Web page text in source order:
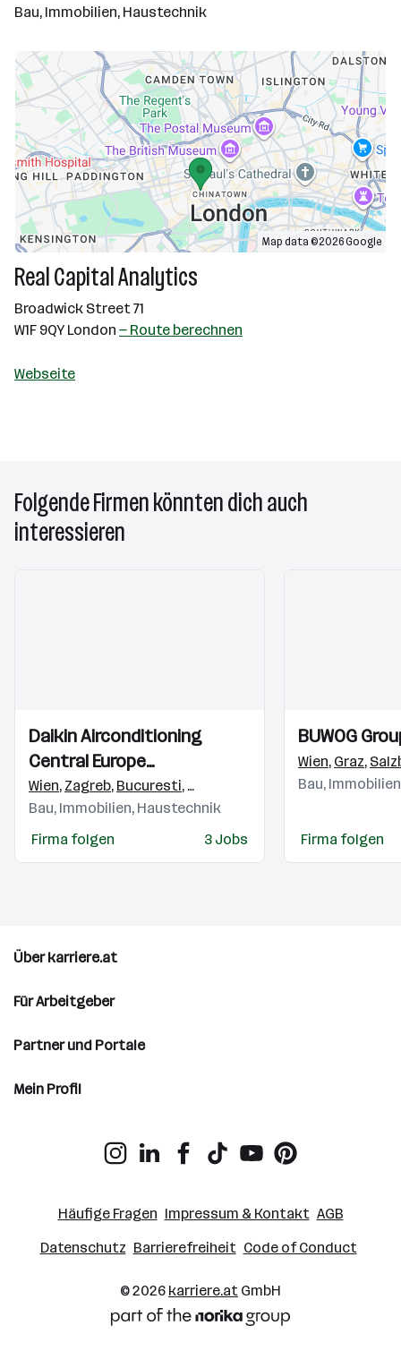
Bau, Immobilien, Haustechnik
Map data ©2026 Google
Real Capital Analytics
Broadwick Street 71
W1F 9QY London — Route berechnen
Webseite
Folgende Firmen könnten dich auch
interessieren
Videos
Einblicke
Einblicke
Daikin Airconditioning
Central Europe
HandelsgmbH
Wien, Zagreb, Bucuresti, Budapest Praha 4-Michle,
Bau, Immobilien, Haustechnik
Firma folgen
3 Jobs
Videos
Einblicke
Einblicke
BUWOG
Wien, Graz,
Bau,
Firma folgen
Über karriere.at
Für Arbeitgeber
Partner und Portale
Mein Profil
Häufige Fragen Impressum & Kontakt AGB
Datenschutz Barrierefreiheit Code of Conduct
© 2026 karriere.at GmbH